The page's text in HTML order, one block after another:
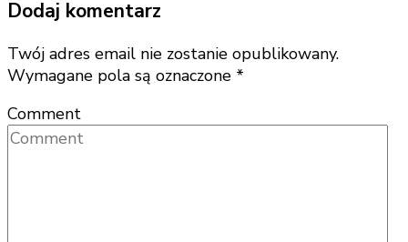
Dodaj komentarz
Twój adres email nie zostanie opublikowany.
Wymagane pola są oznaczone *
Comment